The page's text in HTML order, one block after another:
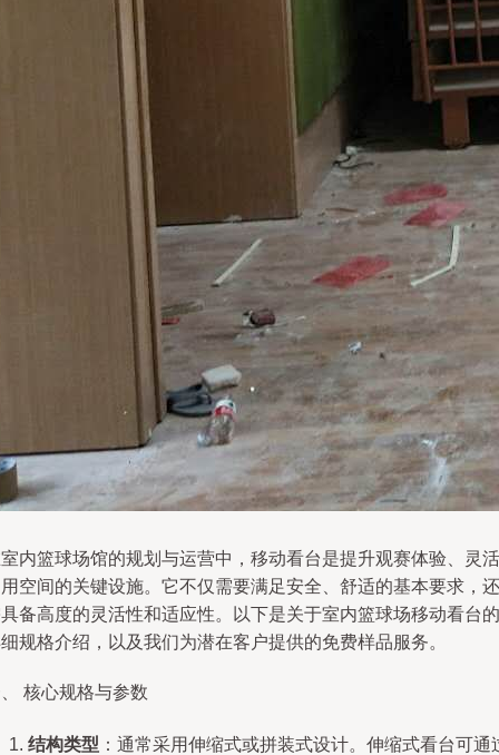
内篮球场馆的规划与运营中，移动看台是提升观赛体验、灵活
空间的关键设施。它不仅需要满足安全、舒适的基本要求，还
备高度的灵活性和适应性。以下是关于室内篮球场移动看台的
规格介绍，以及我们为潜在客户提供的免费样品服务。
核心规格与参数
结构类型 ：通常采用伸缩式或拼装式设计。伸缩式看台可通